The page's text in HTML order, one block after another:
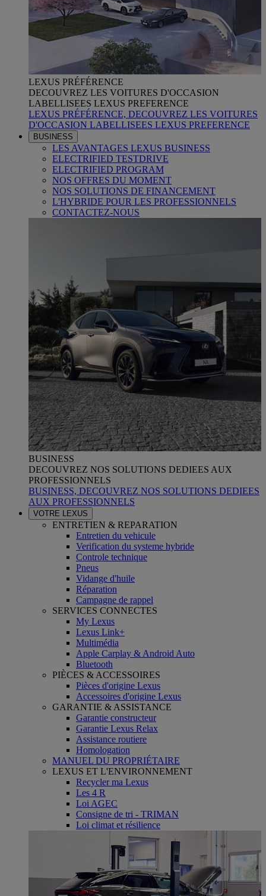
LEXUS PRÉFÉRENCE
DECOUVREZ LES VOITURES D'OCCASION
LABELLISEES LEXUS PREFERENCE
LEXUS PRÉFÉRENCE, DECOUVREZ LES VOITURES
D'OCCASION LABELLISEES LEXUS PREFERENCE
BUSINESS
LES AVANTAGES LEXUS BUSINESS
ELECTRIFIED TESTDRIVE
ELECTRIFIED PROGRAM
NOS OFFRES DU MOMENT
NOS SOLUTIONS DE FINANCEMENT
L'HYBRIDE POUR LES PROFESSIONNELS
CONTACTEZ-NOUS
BUSINESS
DECOUVREZ NOS SOLUTIONS DEDIEES AUX
PROFESSIONNELS
BUSINESS, DECOUVREZ NOS SOLUTIONS DEDIEES
AUX PROFESSIONNELS
VOTRE LEXUS
ENTRETIEN & REPARATION
Entretien du vehicule
Verification du systeme hybride
Controle technique
Pneus
Vidange d'huile
Réparation
Campagne de rappel
SERVICES CONNECTES
My Lexus
Lexus Link+
Multimédia
Apple Carplay & Android Auto
Bluetooth
PIÈCES & ACCESSOIRES
Pièces d'origine Lexus
Accessoires d'origine Lexus
GARANTIE & ASSISTANCE
Garantie constructeur
Garantie Lexus Relax
Assistance routiere
Homologation
MANUEL DU PROPRIÉTAIRE
LEXUS ET L'ENVIRONNEMENT
Recycler ma Lexus
Les 4 R
Loi AGEC
Consigne de tri - TRIMAN
Loi climat et résilience